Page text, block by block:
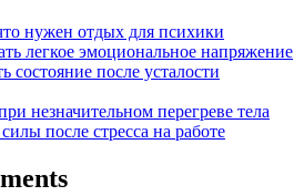
нужен отдых для психики
легкое эмоциональное напряжение
состояние после усталости
незначительном перегреве тела
после стресса на работе